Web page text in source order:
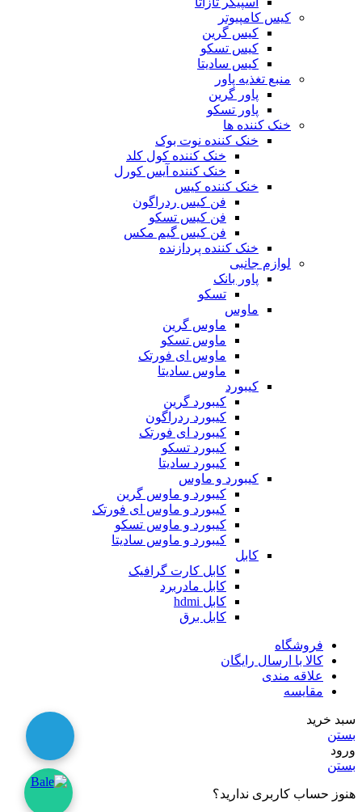
کیس کامپیوتر
کیس گرین
کیس تسکو
کیس سادیتا
منبع تغذیه‌ پاور
پاور گرین
پاور تسکو
خنک کننده ها
خنک کننده نوت بوک
خنک کننده کول کلد
خنک کننده آیس کورل
خنک کننده کیس
فن کیس ردراگون
فن کیس تسکو
فن کیس گیم مکس
خنک کننده پردازنده
لوازم جانبی
پاور بانک
تسکو
ماوس
ماوس گرین
ماوس تسکو
ماوس ای فورتک
ماوس سادیتا
کیبورد
کیبورد گرین
کیبورد ردراگون
کیبورد ای فورتک
کیبورد تسکو
کیبورد سادیتا
کیبورد و ماوس
کیبورد و ماوس گرین
کیبورد و ماوس ای فورتک
کیبورد و ماوس تسکو
کیبورد و ماوس سادیتا
کابل
کابل کارت گرافیک
کابل مادربرد
کابل hdmi
کابل برق
فروشگاه
کالا با ارسال رایگان
علاقه مندی
مقایسه
سبد خرید
بستن
ورود
بستن
هنوز حساب کاربری ندارید؟